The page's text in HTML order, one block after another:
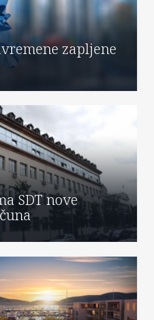
zapljene
SDT nove